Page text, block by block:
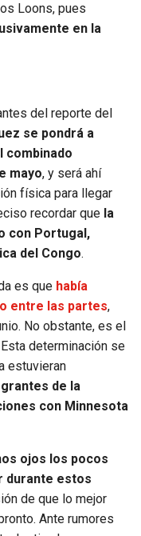
Loons, pues
en la
del reporte del
se pondrá a
combinado
mayo, y será ahí
física para llegar
recordar que la
con Portugal,
del Congo.
es que había
entre las partes,
No obstante, es el
determinación se
estuvieran
de la
con Minnesota
ojos los pocos
durante estos
de que lo mejor
Ante rumores